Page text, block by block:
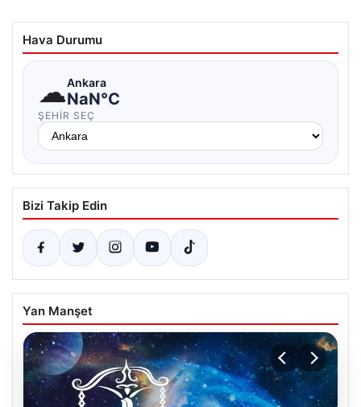
Hava Durumu
☁Ankara
NaN°C
ŞEHIR SEÇ
Bizi Takip Edin
Yan Manşet